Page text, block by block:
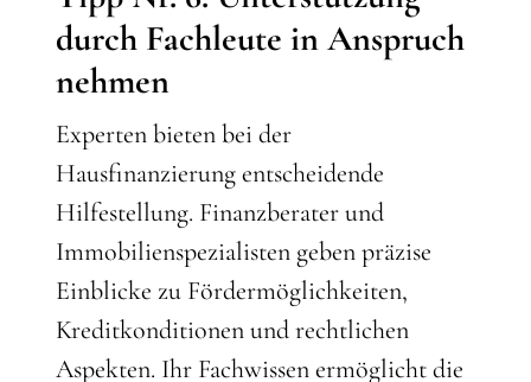
durch Fachleute in Anspruch
nehmen
Experten bieten bei der
Hausfinanzierung entscheidende
Hilfestellung. Finanzberater und
Immobilienspezialisten geben präzise
Einblicke zu Fördermöglichkeiten,
Kreditkonditionen und rechtlichen
Aspekten. Ihr Fachwissen ermöglicht die